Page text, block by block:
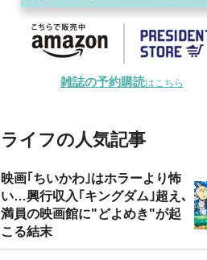
雑誌の予約購読はこちら
ライフの人気記事
映画｢ちいかわ｣はホラーより怖
い…興行収入｢キングダム｣超え､
満員の映画館に"どよめき"が起
こる結末